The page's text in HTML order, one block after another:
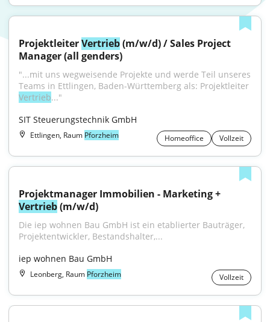
Projektleiter Vertrieb (m/w/d) / Sales Project
Manager (all genders)
"...mit uns wegweisende Projekte und werde Teil unseres
Vertrieb..."
SIT Steuerungstechnik GmbH
Ettlingen, Raum Pforzheim Homeoffice Vollzeit
Vertrieb (m/w/d)
Die iep wohnen Bau GmbH ist ein etablierter Bauträger,
Projektentwickler, Bestandshalter,...
iep wohnen Bau GmbH
Leonberg, Raum Pforzheim Vollzeit